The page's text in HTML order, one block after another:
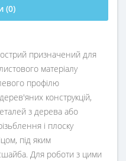
(0)
призначений для
матеріалу
профілю
конструкцій,
з дерева або
і плоску
під яким
Для роботи з цими